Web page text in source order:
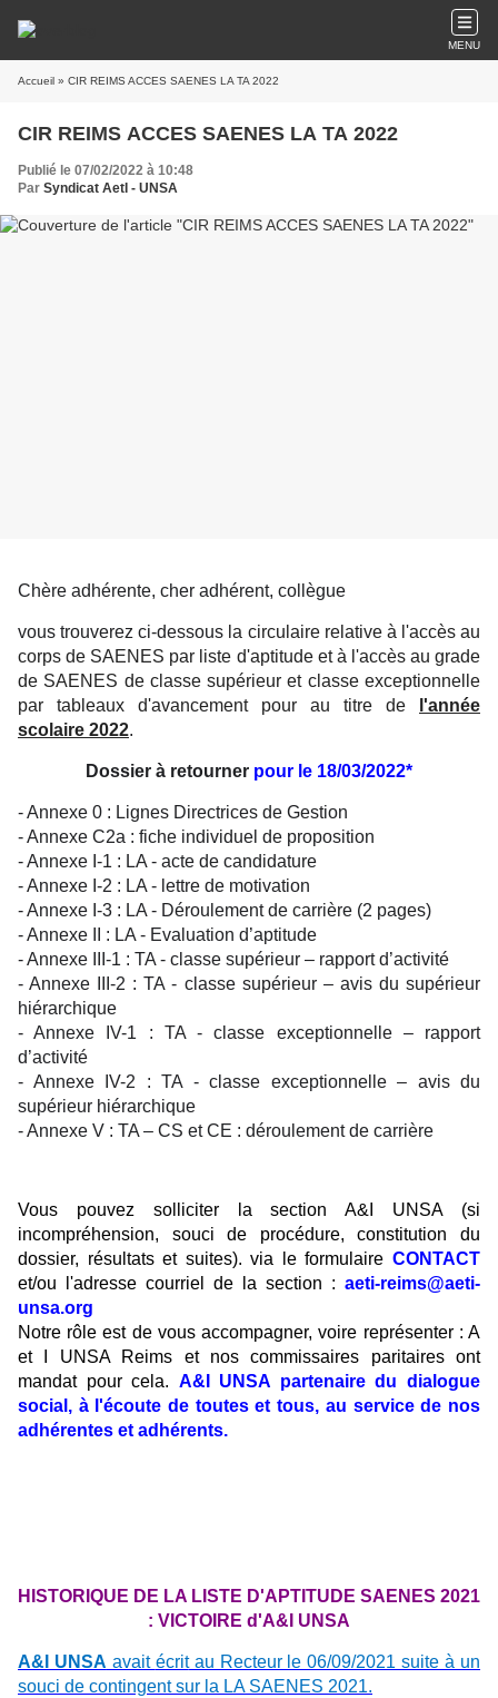
MENU
Accueil » CIR REIMS ACCES SAENES LA TA 2022
CIR REIMS ACCES SAENES LA TA 2022
Publié le 07/02/2022 à 10:48
Par Syndicat AetI - UNSA
Chère adhérente, cher adhérent, collègue
vous trouverez ci-dessous la circulaire relative à l'accès au
corps de SAENES par liste d'aptitude et à l'accès au grade
de SAENES de classe supérieur et classe exceptionnelle
par tableaux d'avancement pour au titre de
l'année
scolaire 2022.
Dossier à retourner pour le 18/03/2022*
- Annexe 0 : Lignes Directrices de Gestion
- Annexe C2a : fiche individuel de proposition
- Annexe I-1 : LA - acte de candidature
- Annexe I-2 : LA - lettre de motivation
- Annexe I-3 : LA - Déroulement de carrière (2 pages)
- Annexe II : LA - Evaluation d’aptitude
- Annexe III-1 : TA - classe supérieur – rapport d’activité
- Annexe III-2 : TA - classe supérieur – avis du supérieur
hiérarchique
- Annexe IV-1 : TA - classe exceptionnelle – rapport
d’activité
- Annexe IV-2 : TA - classe exceptionnelle – avis du
supérieur hiérarchique
- Annexe V : TA – CS et CE : déroulement de carrière
Vous pouvez solliciter la section A&I UNSA (si
incompréhension, souci de procédure, constitution du
dossier, résultats et suites). via le formulaire CONTACT
et/ou l'adresse courriel de la section : aeti-reims@aeti-
unsa.org
Notre rôle est de vous accompagner, voire représenter : A
et I UNSA Reims et nos commissaires paritaires ont
mandat pour cela. A&I UNSA partenaire du dialogue
social, à l'écoute de toutes et tous, au service de nos
adhérentes et adhérents.
HISTORIQUE DE LA LISTE D'APTITUDE SAENES 2021
: VICTOIRE d'A&I UNSA
A&I UNSA avait écritau Recteur le 06/09/2021 suite à un
souci de contingent sur la LA SAENES 2021.